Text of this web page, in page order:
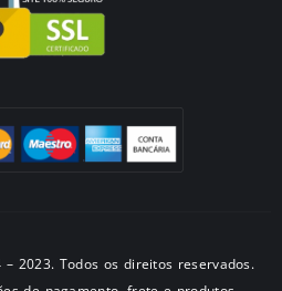
2023. Todos os direitos reservados.